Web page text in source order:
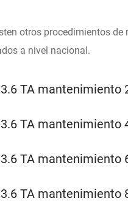
otros procedimientos
a nivel nacional.